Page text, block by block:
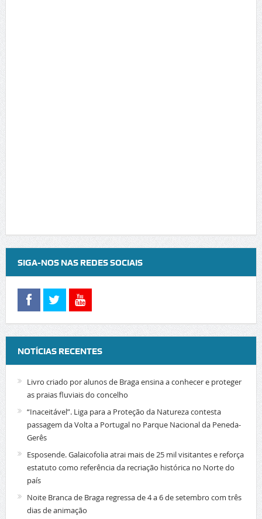
SIGA-NOS NAS REDES SOCIAIS
NOTÍCIAS RECENTES
Livro criado por alunos de Braga ensina a conhecer e proteger
as praias fluviais do concelho
“Inaceitável”. Liga para a Proteção da Natureza contesta
passagem da Volta a Portugal no Parque Nacional da Peneda-
Gerês
Esposende. Galaicofolia atrai mais de 25 mil visitantes e reforça
estatuto como referência da recriação histórica no Norte do
país
Noite Branca de Braga regressa de 4 a 6 de setembro com três
dias de animação